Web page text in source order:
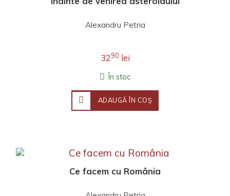
Alexandru Petria
3290 lei
În stoc
ADAUGĂ ÎN COŞ
Ce facem cu România